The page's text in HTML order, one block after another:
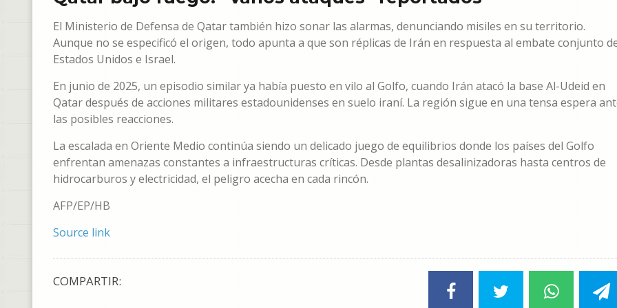
El Ministerio de Defensa de Qatar también hizo sonar las alarmas, denunciando misiles en su territorio.
Aunque no se especificó el origen, todo apunta a que son réplicas de Irán en respuesta al embate conjunto
Estados Unidos e Israel.
En junio de 2025, un episodio similar ya había puesto en vilo al Golfo, cuando Irán atacó la base Al-Udeid en
Qatar después de acciones militares estadounidenses en suelo iraní. La región sigue en una tensa espera
las posibles reacciones.
La escalada en Oriente Medio continúa siendo un delicado juego de equilibrios donde los países del Golfo
enfrentan amenazas constantes a infraestructuras críticas. Desde plantas desalinizadoras hasta centros de
hidrocarburos y electricidad, el peligro acecha en cada rincón.
AFP/EP/HB
Source link
COMPARTIR: